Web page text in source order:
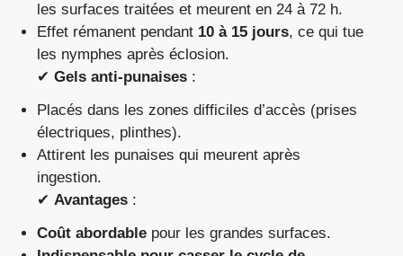
les surfaces traitées et meurent en 24 à 72 h.
Effet rémanent pendant 10 à 15 jours, ce qui tue
les nymphes après éclosion.
✔ Gels anti-punaises :
Placés dans les zones difficiles d’accès (prises
électriques, plinthes).
Attirent les punaises qui meurent après
ingestion.
✔ Avantages :
Coût abordable pour les grandes surfaces.